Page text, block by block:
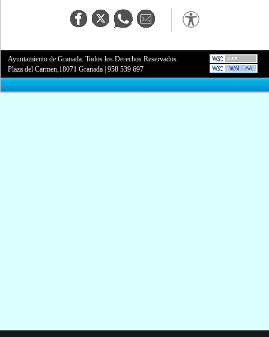
Ayuntamiento de Granada. Todos los Derechos Reservados.
Plaza del Carmen,18071 Granada |958 539 697